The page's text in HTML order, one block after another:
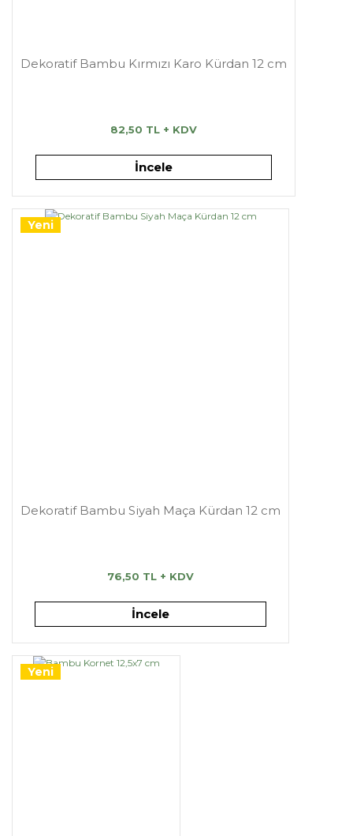
Dekoratif Bambu Kırmızı Karo Kürdan 12 cm
82,50 TL + KDV
İncele
Yeni
Dekoratif Bambu Siyah Maça Kürdan 12 cm
76,50 TL + KDV
İncele
Yeni